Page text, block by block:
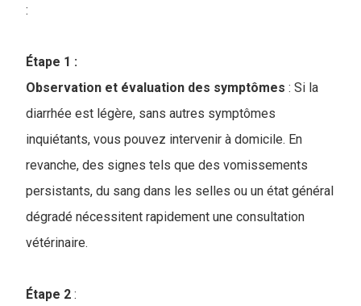
:
Étape 1 :
Observation et évaluation des symptômes : Si la
diarrhée est légère, sans autres symptômes
inquiétants, vous pouvez intervenir à domicile. En
revanche, des signes tels que des vomissements
persistants, du sang dans les selles ou un état général
dégradé nécessitent rapidement une consultation
vétérinaire.
Étape 2 :